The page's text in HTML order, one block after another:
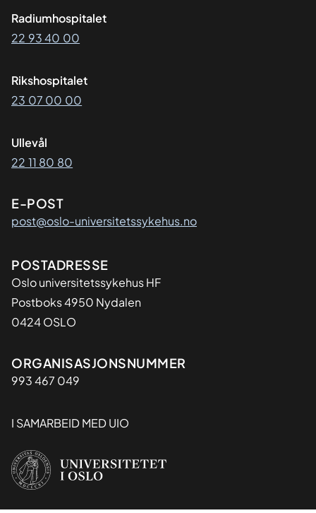
Radiumhospitalet
22 93 40 00
Rikshospitalet
23 07 00 00
Ullevål
22 11 80 80
E-POST
post@oslo-universitetssykehus.no
Adresse
POSTADRESSE
Oslo universitetssykehus HF
Postboks 4950 Nydalen
0424 OSLO
Organisasjon
ORGANISASJONSNUMMER
993 467 049
I SAMARBEID MED UIO